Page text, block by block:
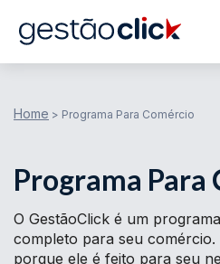
Home > Programa Para Comércio
Programa Para
O GestãoClick é um
completo para seu comércio.
porque ele é feito para seu